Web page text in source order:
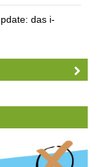
das i-